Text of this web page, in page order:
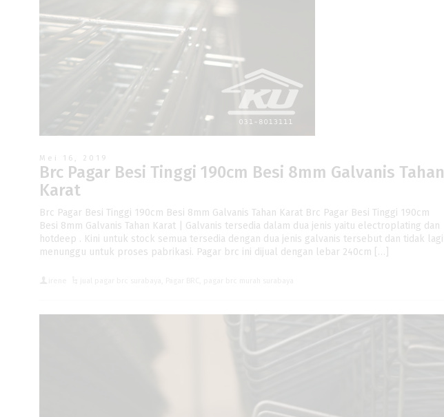
Mei 16, 2019
Brc Pagar Besi Tinggi 190cm Besi 8mm Galvanis Tahan
Karat
Brc Pagar Besi Tinggi 190cm Besi 8mm Galvanis Tahan Karat Brc Pagar Besi Tinggi 190cm
Besi 8mm Galvanis Tahan Karat | Galvanis tersedia dalam dua jenis yaitu electroplating dan
hotdeep . Kini untuk stock semua tersedia dengan dua jenis galvanis tersebut dan tidak lagi
menunggu untuk proses pabrikasi. Pagar brc ini dijual dengan lebar 240cm […]